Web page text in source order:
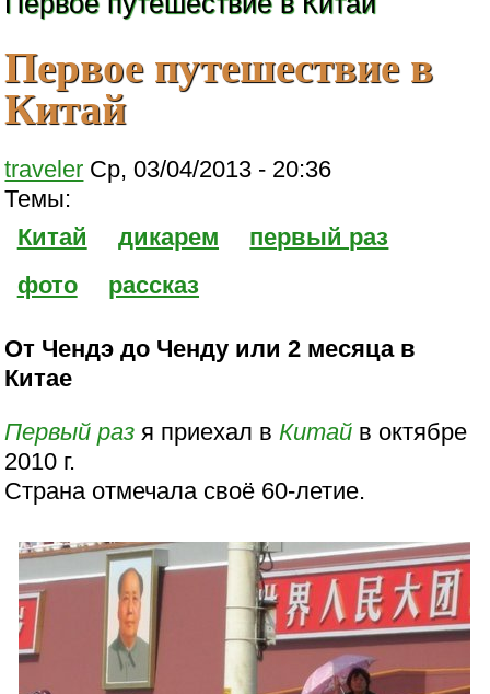
Первое путешествие в
Китай
traveler Ср, 03/04/2013 - 20:36
Темы:
Китай
дикарем
первый раз
фото
рассказ
От Чендэ до Ченду или 2 месяца в
Китае
Первый раз я приехал вКитай в октябре
2010 г.
Страна отмечала своё 60-летие.